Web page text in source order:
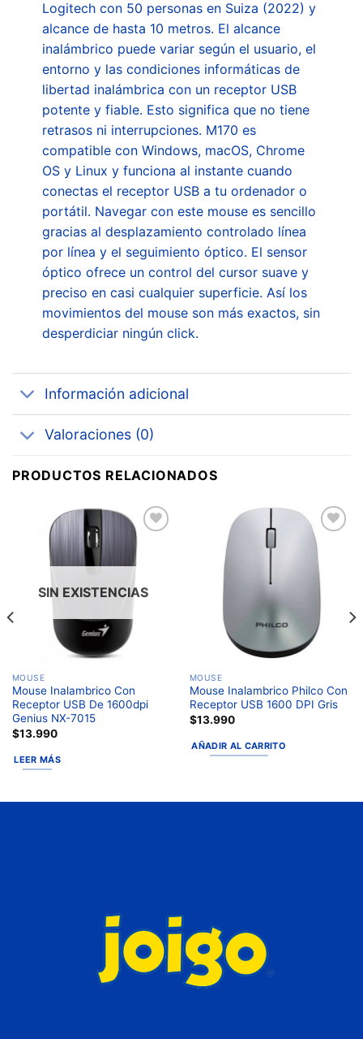
Logitech con 50 personas en Suiza (2022) y
alcance de hasta 10 metros. El alcance
inalámbrico puede variar según el usuario, el
entorno y las condiciones informáticas de
libertad inalámbrica con un receptor USB
potente y fiable. Esto significa que no tiene
retrasos ni interrupciones. M170 es
compatible con Windows, macOS, Chrome
OS y Linux y funciona al instante cuando
conectas el receptor USB a tu ordenador o
portátil. Navegar con este mouse es sencillo
gracias al desplazamiento controlado línea
por línea y el seguimiento óptico. El sensor
óptico ofrece un control del cursor suave y
preciso en casi cualquier superficie. Así los
movimientos del mouse son más exactos, sin
desperdiciar ningún click.
Información adicional
Valoraciones (0)
PRODUCTOS RELACIONADOS
lista de
SIN EXISTENCIAS
MOUSE
Mouse Inalambrico Con
Receptor USB De 1600dpi
Genius NX-7015
$13.990
LEER MÁS
Añadir
lista de
deseos
MOUSE
Mouse Inalambrico Philco Con
Receptor USB 1600 DPI Gris
$13.990
AÑADIR AL CARRITO